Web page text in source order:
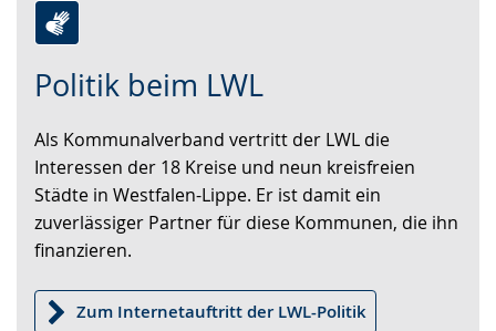
Politik beim LWL
Leichten
wechseln.
Audio-
Video
Deutscher
Gebärdensprache
wird
angezeigt.
Als Kommunalverband vertritt der LWL die
Interessen der 18 Kreise und neun kreisfreien
Städte in Westfalen-Lippe. Er ist damit ein
zuverlässiger Partner für diese Kommunen, die ihn
finanzieren.
Zum Internetauftritt der LWL-Politik